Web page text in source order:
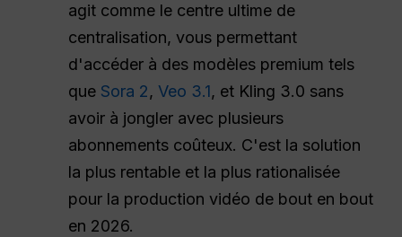
agit comme le centre ultime de
centralisation, vous permettant
d'accéder à des modèles premium tels
que Sora 2,Veo 3.1, et Kling 3.0 sans
avoir à jongler avec plusieurs
abonnements coûteux. C'est la solution
la plus rentable et la plus rationalisée
pour la production vidéo de bout en bout
en 2026.